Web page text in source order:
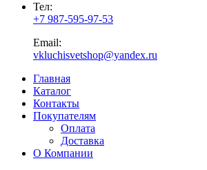
Тел:
+7 987-595-97-53
Email:
vkluchisvetshop@yandex.ru
Главная
Каталог
Контакты
Покупателям
Оплата
Доставка
О Компании